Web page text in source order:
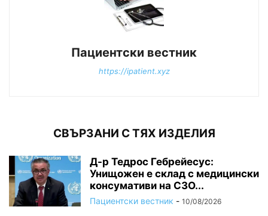
Пациентски вестник
https://ipatient.xyz
СВЪРЗАНИ С ТЯХ ИЗДЕЛИЯ
Д-р Тедрос Гебрейесус:
Унищожен е склад с медицински
консумативи на СЗО...
Пациентски вестник - 10/08/2026